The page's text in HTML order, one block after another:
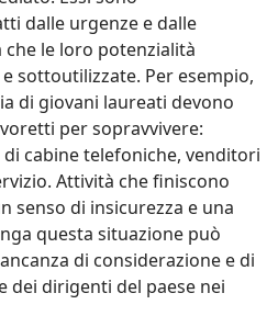
dalle urgenze e dalle
che le loro potenzialità
sottoutilizzate. Per esempio,
di giovani laureati devono
per sopravvivere:
cabine telefoniche, venditori
Attività che finiscono
senso di insicurezza e una
questa situazione può
di considerazione e di
dei dirigenti del paese nei